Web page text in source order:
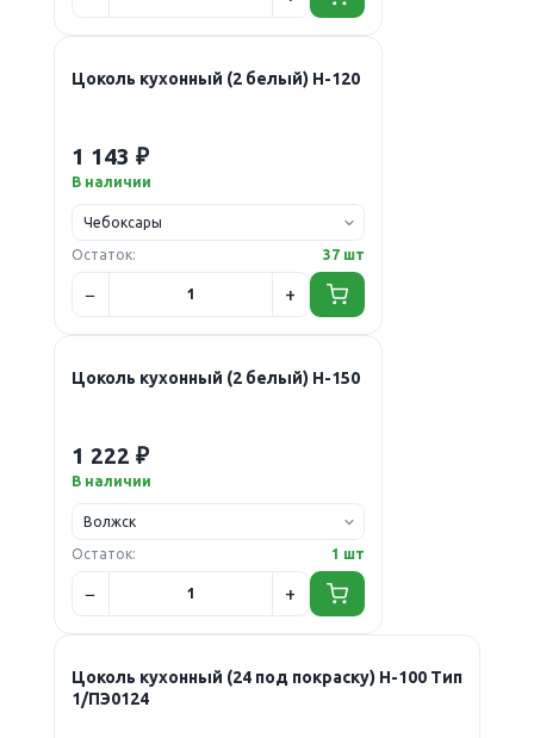
Цоколь кухонный (2 белый) Н-120
1 143 ₽
В наличии
Остаток: 37 шт
Цоколь кухонный (2 белый) Н-150
1 222 ₽
В наличии
Остаток: 1 шт
Цоколь кухонный (24 под покраску) Н-100 Тип
1/ПЭ0124